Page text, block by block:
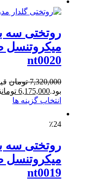
روتختی سه
میکروتنسل
nt0020
7,320,000 تومان
بود.6,175,000 تومان
انتخاب گزینه ها
٪24
روتختی سه
میکروتنسل
nt0019